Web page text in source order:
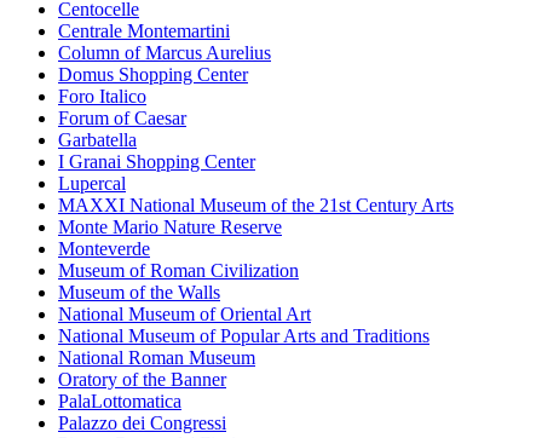
Centocelle
Centrale Montemartini
Column of Marcus Aurelius
Domus Shopping Center
Foro Italico
Forum of Caesar
Garbatella
I Granai Shopping Center
Lupercal
MAXXI National Museum of the 21st Century Arts
Monte Mario Nature Reserve
Monteverde
Museum of Roman Civilization
Museum of the Walls
National Museum of Oriental Art
National Museum of Popular Arts and Traditions
National Roman Museum
Oratory of the Banner
PalaLottomatica
Palazzo dei Congressi